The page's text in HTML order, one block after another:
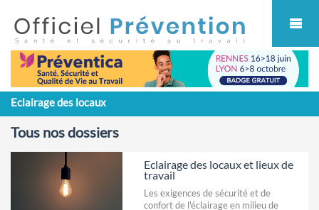
Eclairage des locaux
Tous nos dossiers
Eclairage des locaux et lieux de
travail
Les exigences de sécurité et de
confort de l'éclairage en milieu de